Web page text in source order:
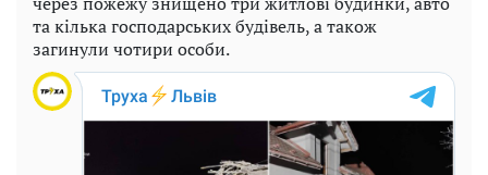
та кілька господарських будівель, а також
загинули чотири особи.